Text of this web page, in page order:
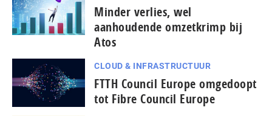
Minder verlies, wel
aanhoudende omzetkrimp bij
Atos
CLOUD & INFRASTRUCTUUR
FTTH Council Europe omgedoopt
tot Fibre Council Europe